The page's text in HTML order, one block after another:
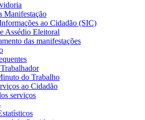
Manifestação
ao Cidadão (SIC)
Assédio Eleitoral
das manifestações
do Trabalho
ao Cidadão
serviços